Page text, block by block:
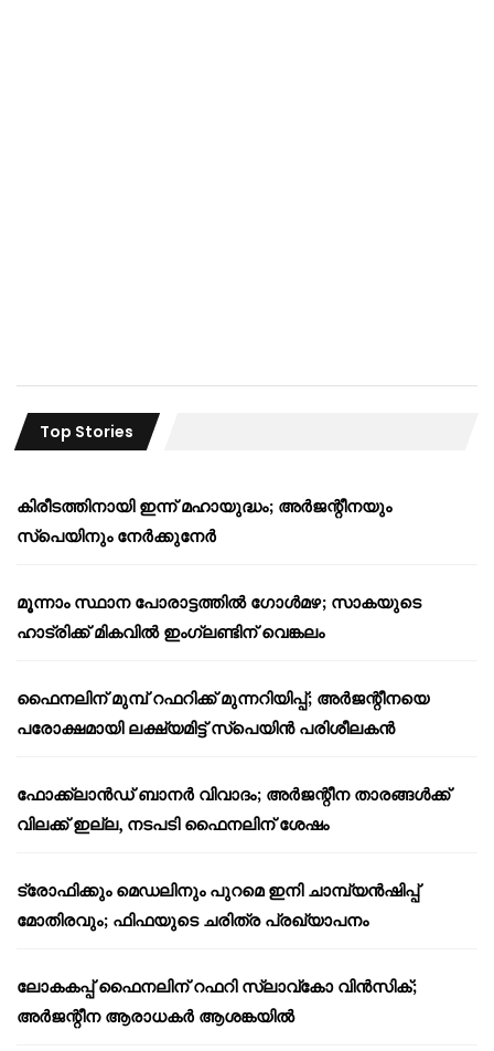
Top Stories
കിരീടത്തിനായി ഇന്ന് മഹായുദ്ധം; അർജന്റീനയും
സ്പെയിനും നേർക്കുനേർ
മൂന്നാം സ്ഥാന പോരാട്ടത്തിൽ ഗോൾമഴ; സാകയുടെ
ഹാട്രിക്ക് മികവിൽ ഇംഗ്ലണ്ടിന് വെങ്കലം
ഫൈനലിന് മുമ്പ് റഫറിക്ക് മുന്നറിയിപ്പ്; അർജന്റീനയെ
പരോക്ഷമായി ലക്ഷ്യമിട്ട് സ്പെയിൻ പരിശീലകൻ
ഫോക്ക്‌ലാൻഡ് ബാനർ വിവാദം; അർജന്റീന താരങ്ങൾക്ക്
വിലക്ക് ഇല്ല, നടപടി ഫൈനലിന് ശേഷം
ട്രോഫിക്കും മെഡലിനും പുറമെ ഇനി ചാമ്പ്യൻഷിപ്പ്
മോതിരവും; ഫിഫയുടെ ചരിത്ര പ്രഖ്യാപനം
ലോകകപ്പ് ഫൈനലിന് റഫറി സ്ലാവ്‌കോ വിൻസിക്;
അർജന്റീന ആരാധകർ ആശങ്കയിൽ